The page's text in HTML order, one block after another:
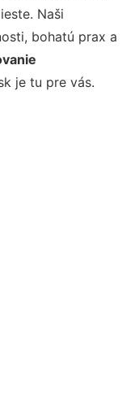
Naši
bohatú prax a
je tu pre vás.